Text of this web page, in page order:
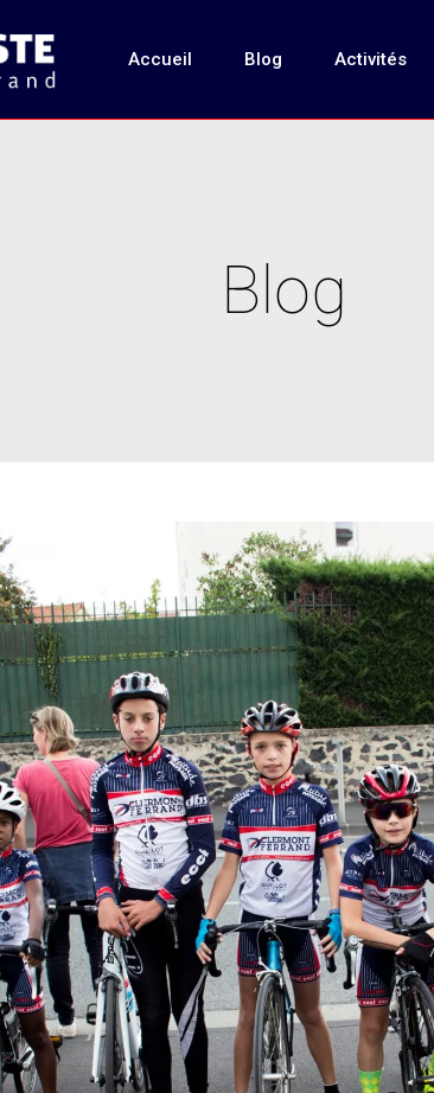
Accueil Blog Activités
Blog